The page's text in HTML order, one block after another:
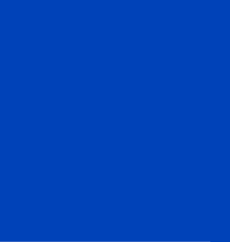
Val d’Isère
Val d’Isère Le